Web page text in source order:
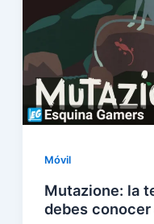
Móvil
Mutazione: la
debes